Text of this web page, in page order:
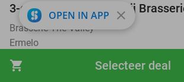
shopping_cart Selecteer deal
3-gangen keuzediner bij
Brasserie The Valley
Ermelo
Verkocht: 102
OPEN IN APP close